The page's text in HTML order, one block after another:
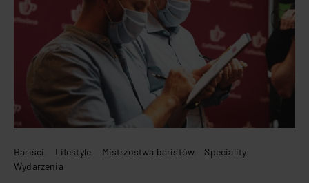
Bariści Lifestyle Mistrzostwa baristów
Speciality
Wydarzenia